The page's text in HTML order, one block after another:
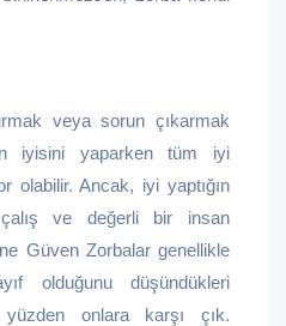
veya sorun çıkarmak
iyisini yaparken tüm iyi
olabilir. Ancak, iyi yaptığın
ve değerli bir insan
Güven Zorbalar genellikle
olduğunu düşündükleri
onlara karşı çık.